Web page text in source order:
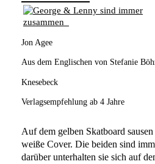
Jon Agee
Aus dem Englischen von Stefanie
Knesebeck
Verlagsempfehlung ab 4 Jahre
Auf dem gelben Skatboard
weiße Cover. Die beiden sind
darüber unterhalten sie sich auf